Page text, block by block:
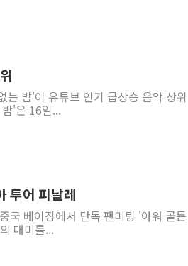
밤'이 유튜브 인기 급상승 음악 상위
'은 16일...
투어 피날레
국 베이징에서 단독 팬미팅 '아워 골든
대미를...